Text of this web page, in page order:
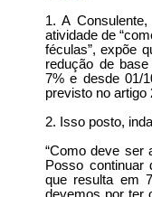
1. A
atividade de
féculas”, expõe
redução de
7% e desde 01/
previsto no artigo
2. Isso posto,
“Como deve ser
Posso continuar
que resulta em